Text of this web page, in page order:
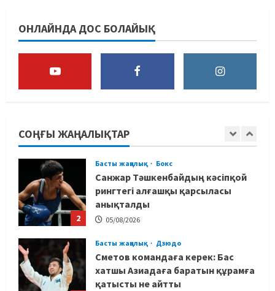
ОНЛАЙНДА ДОС БОЛАЙЫҚ
СОҢҒЫ ЖАҢАЛЫҚТАР
құрамасы алаяқтардың кесірінен
ұша алмай қалды
1 05/08/2026
2
Басты жаңалық Бокс
Санжар Тәшкенбайдың кәсіпқой
рингтегі алғашқы қарсыласы
анықталды
05/08/2026
Басты жаңалық Дзюдо
Сметов командаға керек: Бас
хатшы Азиадаға баратын құрамға
қатысты не айтты